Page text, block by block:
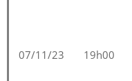
07/11/23 19h00